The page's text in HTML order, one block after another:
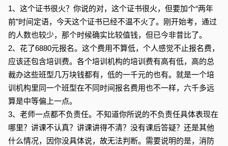
1、这个证书很火？你说的对，这个证书很火，但要加个“两年
前”时间定语，今天这个证书已经不温不火了。刚开始考，通过
的人数也较少，那个时候确实比较值钱，但已今非昔比了。
2、花了6880元报名。这个费用不算低，个人感觉不止报名费，
应该还包含培训费。各个培训机构的培训费有高有低，高的总
裁办这些班型几万块钱都有，低的一千元的也有。就是一个培
训机构里同一个班型在不同时间报名费用也不一样，六千多远
算是中等偏上一点。
3、老师一点都不负责任。不知道你所说的不负责任具体表现在
哪里？讲课不认真？讲课讲得不清？没有课后答疑？还是其他
什么情况，因你没具体说，故无法判断。需要说明的是，消防